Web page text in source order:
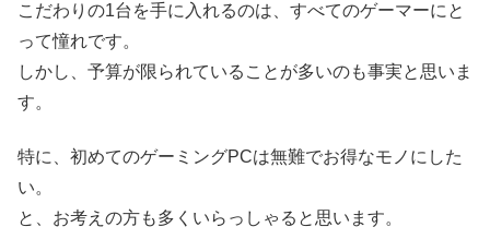
こだわりの1台を手に入れるのは、すべてのゲーマーにと
って憧れです。
しかし、予算が限られていることが多いのも事実と思いま
す。
特に、初めてのゲーミングPCは無難でお得なモノにした
い。
と、お考えの方も多くいらっしゃると思います。